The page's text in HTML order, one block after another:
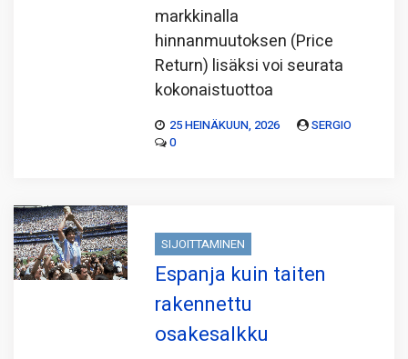
markkinalla
hinnanmuutoksen (Price
Return) lisäksi voi seurata
kokonaistuottoa
25 HEINÄKUUN, 2026
SERGIO
0
SIJOITTAMINEN
Espanja kuin taiten
rakennettu
osakesalkku